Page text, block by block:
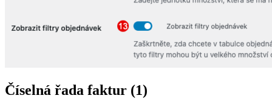
Číselná řada faktur (1)